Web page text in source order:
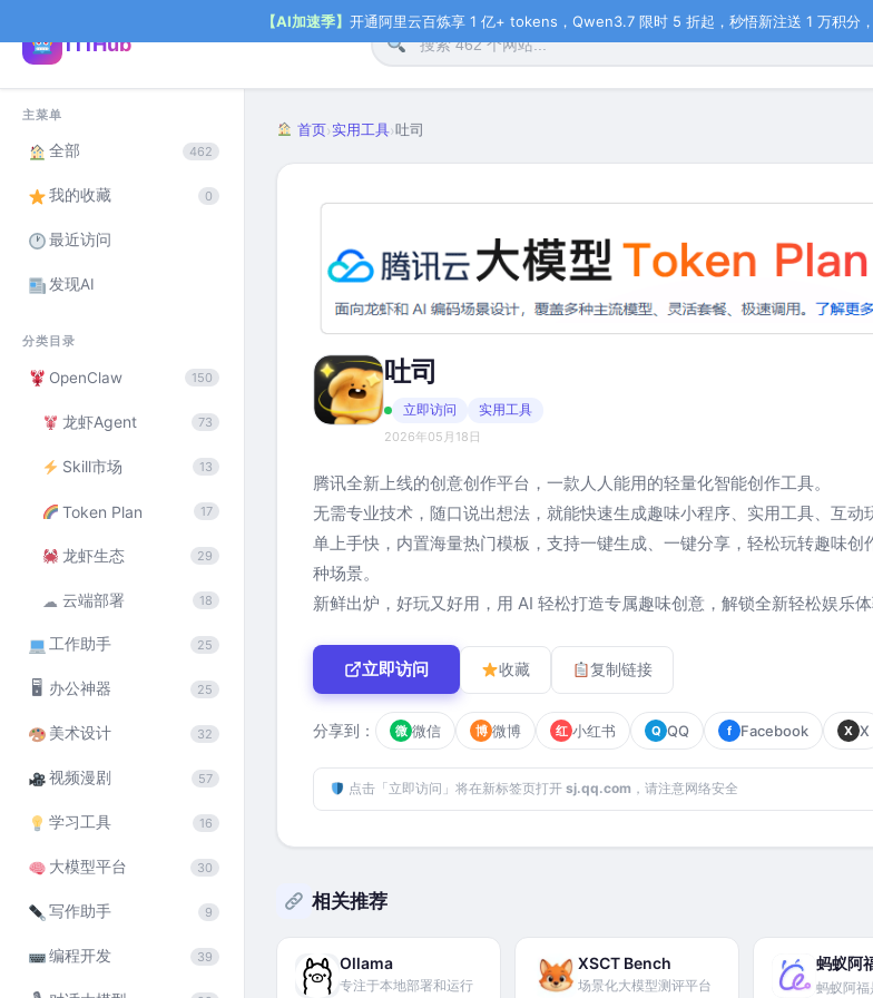
【AI加速季】 开通阿里云百炼享 1 亿+ tokens，Qwen3.7 限时 5 折起，秒悟新注送 1 万积分
111Hub
主菜单
全部 462
我的收藏 0
最近访问
发现AI
分类目录
OpenClaw 150
龙虾Agent 73
Skill市场 13
Token Plan 17
龙虾生态 29
☁ 云端部署 18
工作助手 25
🖥 办公神器 25
美术设计 32
视频漫剧 57
学习工具 16
大模型平台 30
写作助手 9
编程开发 39
首页›实用工具›吐司
吐司
立即访问 实用工具
2026年05月18日
腾讯全新上线的创意创作平台，一款人人能用的轻量化智能创作工具。
无需专业技术，随口说出想法，就能快速生成趣味小程序、实用工具、互
单上手快，内置海量热门模板，支持一键生成、一键分享，轻松玩转趣味
种场景。
新鲜出炉，好玩又好用，用 AI 轻松打造专属趣味创意，解锁全新轻松娱乐体
立即访问 收藏 复制链接
分享到： 微 微信 博 微博 红 小红书 Q QQ f Facebook X X
点击「立即访问」将在新标签页打开 sj.qq.com ，请注意网络安全
相关推荐
Ollama
专注于本地部署和运行
XSCT Bench
场景化大模型测评平台
蚂蚁阿
蚂蚁阿